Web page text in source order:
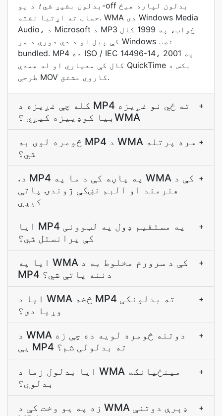
بدلون بشپړ شي؛ د یو-off بدلون لپاره هیڅ
حساب ته اړتیا نشته. WMA دی Windows Media
Audio، د Microsoft د MP3 ځواب، په 1999 کال
کې پیل او د دې دورې د هر Windows نصب
bundled. MP4 ده ISO / IEC 14496-14، په 2001
کال کې معياري او له همدې QuickTime بکس د
طرحې MOV کاروي مشتق.
کله چې غږيزه د MP4 ته ځي نو غږيزه
بيا کوډييزه کيږي ؟WMA
+
څومره لوی به MP4 د WMA سره پرتله
شي؟
+
.د MP4 په پاڼه کې د ما په WMA کې د
هنرمند او البم نښکې ژوندۍ پاتې
کيږي
+
ایا MP4 په مستقیم ډول په لټوونی
کې پرانستل شي؟
+
ایا په WMA کې د سرورم مخلوط به د
MP4 دننه پاتې شي؟
+
ایا د WMA څخه MP4 ته بدلونکی
وړیا دی؟
+
د WMA دوتنه څومره لویه ده چې زه
یې MP4 ته بدلولی شم؟
+
ایا بدلول زما د WMA مینځپانګه
بدلوي؟
+
زه په يو وخت کې د WMA ډېرې دوتنې
+